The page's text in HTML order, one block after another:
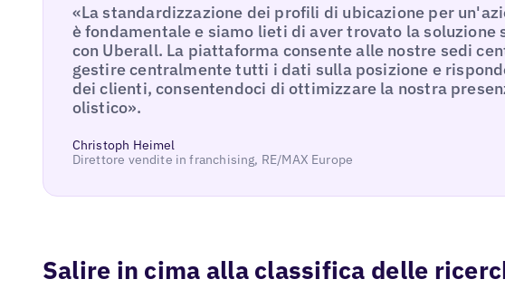
«La standardizzazione dei profili di ubicazione per
è fondamentale e siamo lieti di aver trovato la
con Uberall. La piattaforma consente alle nostre sedi
gestire centralmente tutti i dati sulla posizione e
dei clienti, consentendoci di ottimizzare la nostra
olistico».
Christoph Heimel
Direttore vendite in franchising, RE/MAX Europe
Salire in cima alla classifica delle